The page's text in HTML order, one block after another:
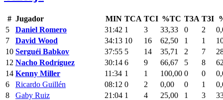
# Jugador MIN TCA TCI %TC T3A T3I
5
Daniel Romero 31:42 1 3 33,33 0 2
7
David Wood 34:13 10 16 62,50 1 1
10 Serguéi Babkov 37:55 5 14 35,71 2 7
12 Nacho Rodríguez 30:14 6 9 66,67 5 8
14 Kenny Miller 11:34 1 1 100,00 0 0
6
Ricardo Guillén 08:12 0 2 0,00 0 1
8
Gaby Ruiz 21:04 1 4 25,00 1 3